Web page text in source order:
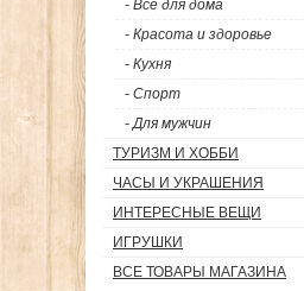
- Все для дома
- Красота и здоровье
- Кухня
- Спорт
- Для мужчин
ТУРИЗМ И ХОББИ
ЧАСЫ И УКРАШЕНИЯ
ИНТЕРЕСНЫЕ ВЕЩИ
ИГРУШКИ
ВСЕ ТОВАРЫ МАГАЗИНА